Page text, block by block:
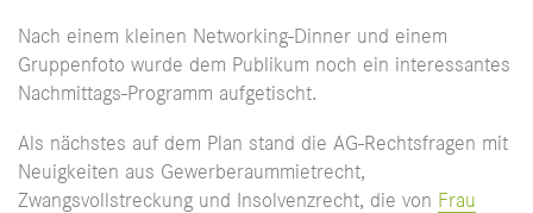
Nach einem kleinen Networking-Dinner und einem
Gruppenfoto wurde dem Publikum noch ein interessantes
Nachmittags-Programm aufgetischt.
Als nächstes auf dem Plan stand die AG-Rechtsfragen mit
Neuigkeiten aus Gewerberaummietrecht,
Zwangsvollstreckung und Insolvenzrecht, die von Frau